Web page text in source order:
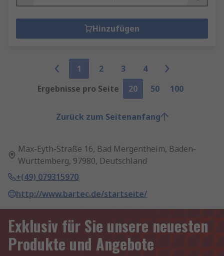
Hinzufügen
1 2 3
4
Ergebnisse pro Seite
20 50 100
Zurück zum Seitenanfang
Max-Eyth-Straße 16, Bad Mergentheim, Baden-
Württemberg, 97980, Deutschland
+(49) 079315970
http://www.bartec.de/startseite/
Exklusiv für Sie unsere neuesten
Produkte und Angebote